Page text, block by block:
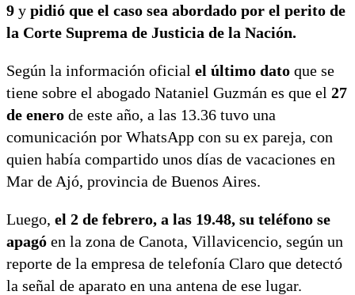
9 y pidió que el caso sea abordado por el perito de
la Corte Suprema de Justicia de la Nación.
Según la información oficial el último dato que se
tiene sobre el abogado Nataniel Guzmán es que el 27
de enero de este año, a las 13.36 tuvo una
comunicación por WhatsApp con su ex pareja, con
quien había compartido unos días de vacaciones en
Mar de Ajó, provincia de Buenos Aires.
Luego, el 2 de febrero, a las 19.48, su teléfono se
apagó en la zona de Canota, Villavicencio, según un
reporte de la empresa de telefonía Claro que detectó
la señal de aparato en una antena de ese lugar.